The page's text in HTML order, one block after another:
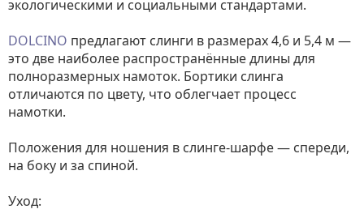
экологическими и социальными стандартами.
DOLCINO предлагают слинги в размерах 4,6 и 5,4 м —
это две наиболее распространённые длины для
полноразмерных намоток. Бортики слинга
отличаются по цвету, что облегчает процесс
намотки.
Положения для ношения в слинге-шарфе — спереди,
на боку и за спиной.
Уход: